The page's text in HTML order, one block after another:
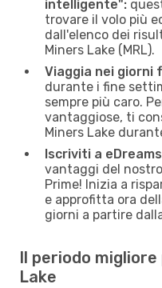
intelligente":
trovare il volo più
dall'elenco dei
Miners Lake (MRL).
Viaggia nei giorni
durante i fine
sempre più caro.
vantaggiose, ti
Miners Lake
Iscriviti a
vantaggi del
Prime! Inizia a
e approfitta ora
giorni a partire
Il periodo
Lake